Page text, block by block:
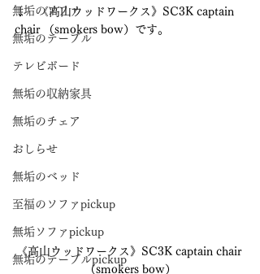
無垢のソファ
無垢のテーブル
テレビボード
無垢の収納家具
無垢のチェア
おしらせ
無垢のベッド
至福のソファpickup
無垢ソファpickup
無垢のテーブルpickup
↓　《高山ウッドワークス》SC3K captain
chair （smokers bow）です。
《高山ウッドワークス》SC3K captain chair
（smokers bow）